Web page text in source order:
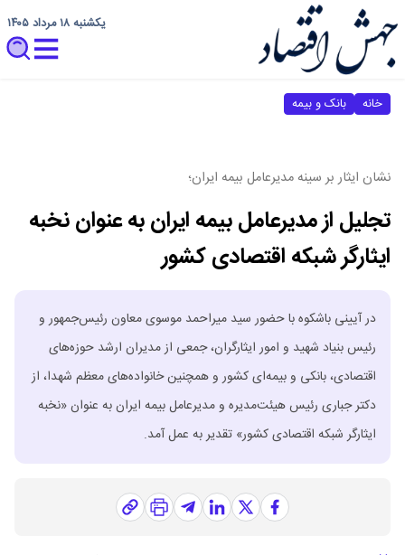
یکشنبه ۱۸ مرداد ۱۴۰۵
خانه بانک و بیمه
نشان ایثار بر سینه مدیرعامل بیمه ایران؛
تجلیل از مدیرعامل بیمه ایران به عنوان نخبه
ایثارگر شبکه اقتصادی کشور
در آیینی باشکوه با حضور سید میراحمد موسوی معاون رئیس‌جمهور و
رئیس بنیاد شهید و امور ایثارگران، جمعی از مدیران ارشد حوزه‌های
اقتصادی، بانکی و بیمه‌ای کشور و همچنین خانواده‌های معظم شهدا، از
دکتر جباری رئیس هیئت‌مدیره و مدیرعامل بیمه ایران به عنوان «نخبه
ایثارگر شبکه اقتصادی کشور» تقدیر به عمل آمد.